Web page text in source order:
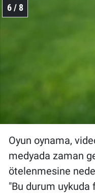
6 / 8
Oyun oynama,
medyada zaman
ötelenmesine
"Bu durum uykuda